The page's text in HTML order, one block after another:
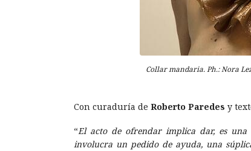
Collar mandaria. Ph.: Nora
Con curaduría de Roberto Paredes y
“El acto de ofrendar implica dar, es
involucra un pedido de ayuda, una